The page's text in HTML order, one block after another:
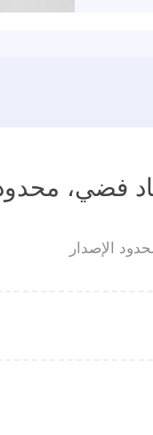
فضي،
الإصدار